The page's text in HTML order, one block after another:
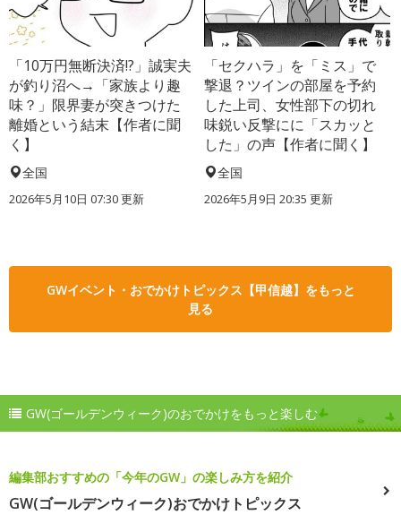
「10万円無断決済!?」誠実夫
が釣り沼へ→「家族より趣
味？」限界妻が突きつけた
離婚という結末【作者に聞
く】
全国
2026年5月10日 07:30 更新
「セクハラ」を「ミス」で
撃退？ツインの部屋を予約
した上司、女性部下の切れ
味鋭い反撃にに「スカッと
した」の声【作者に聞く】
全国
2026年5月9日 20:35 更新
GWイベント・おでかけトピックス【甲信越】をもっと
見る
GW(ゴールデンウィーク)のおでかけをもっと楽しむ
編集部おすすめの「今年のGW」の楽しみ方を紹介
GW(ゴールデンウィーク)おでかけトピックス